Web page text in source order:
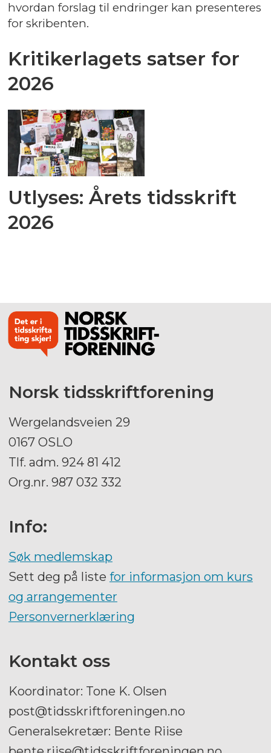
hvordan forslag til endringer kan presenteres
for skribenten.
Kritikerlagets satser for
2026
Utlyses: Årets tidsskrift
2026
Norsk tidsskriftforening
Wergelandsveien 29
0167 OSLO
Tlf. adm. 924 81 412
Org.nr. 987 032 332
Info:
Søk medlemskap
Sett deg på liste for informasjon om kurs
og arrangementer
Personvernerklæring
Kontakt oss
Koordinator: Tone K. Olsen
post@tidsskriftforeningen.no
Generalsekretær: Bente Riise